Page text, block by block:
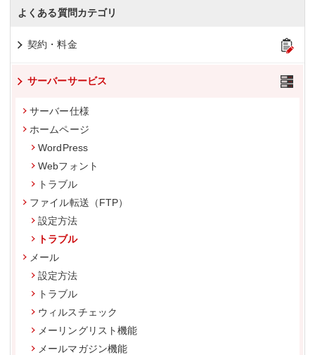
よくある質問カテゴリ
契約・料金
サーバーサービス
サーバー仕様
ホームページ
WordPress
Webフォント
トラブル
ファイル転送（FTP）
設定方法
トラブル
メール
設定方法
トラブル
ウィルスチェック
メーリングリスト機能
メールマガジン機能